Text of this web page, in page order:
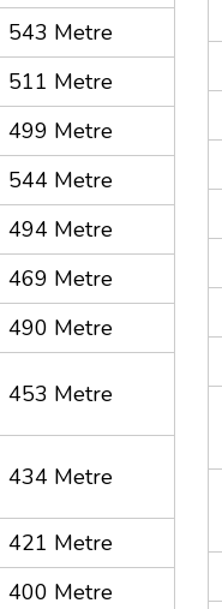
543 Metre
511 Metre
499 Metre
544 Metre
494 Metre
469 Metre
490 Metre
453 Metre
434 Metre
421 Metre
400 Metre